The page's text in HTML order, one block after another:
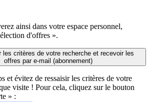
ainsi dans votre espace personnel,
d'offres ».
les critères de votre recherche et recevoir les
offres par e-mail (abonnement)
et évitez de ressaisir les critères de votre
visite ! Pour cela, cliquez sur le bouton
» :